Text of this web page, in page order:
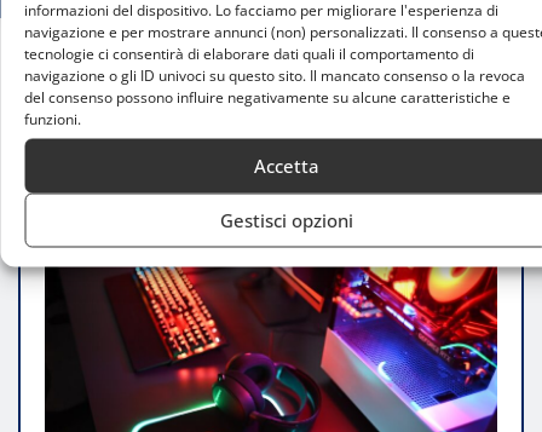
informazioni del dispositivo. Lo facciamo per migliorare l'esperienza di
navigazione e per mostrare annunci (non) personalizzati. Il consenso a
tecnologie ci consentirà di elaborare dati quali il comportamento di
navigazione o gli ID univoci su questo sito. Il mancato consenso o la revoca
del consenso possono influire negativamente su alcune caratteristiche e
funzioni.
Accetta
Gestisci opzioni
Home
Streaming eSport a Milano: i luoghi dove il gaming
si fa spettacolo